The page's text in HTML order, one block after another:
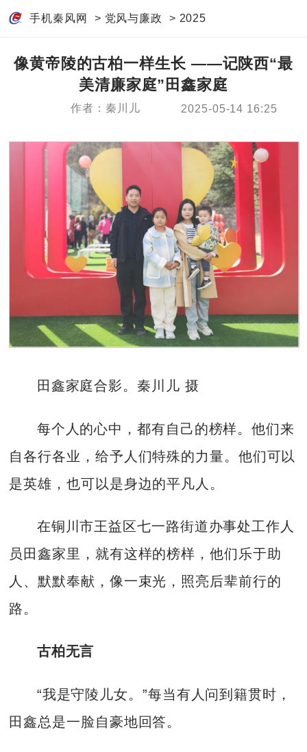
手机秦风网 > 党风与廉政 > 2025
像黄帝陵的古柏一样生长 ——记陕西“最
美清廉家庭”田鑫家庭
作者：秦川儿 2025-05-14 16:25
田鑫家庭合影。秦川儿 摄
每个人的心中，都有自己的榜样。他们来
自各行各业，给予人们特殊的力量。他们可以
是英雄，也可以是身边的平凡人。
在铜川市王益区七一路街道办事处工作人
员田鑫家里，就有这样的榜样，他们乐于助
人、默默奉献，像一束光，照亮后辈前行的
路。
古柏无言
“我是守陵儿女。”每当有人问到籍贯时，
田鑫总是一脸自豪地回答。